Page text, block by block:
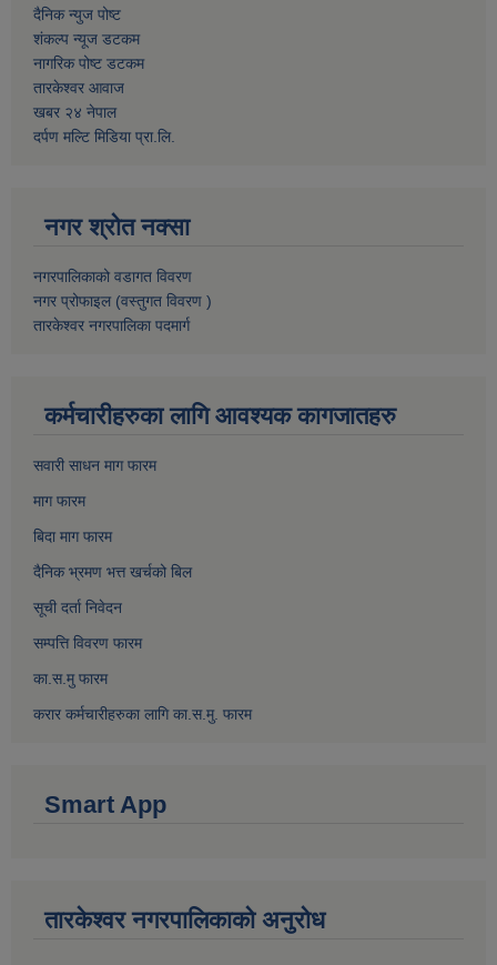
दैनिक न्युज पोष्ट
शंकल्प न्यूज डटकम
नागरिक पोष्ट डटकम
तारकेश्वर आवाज
खबर २४ नेपाल
दर्पण मल्टि मिडिया प्रा.लि.
नगर श्रोत नक्सा
नगरपालिकाको वडागत विवरण
नगर प्रोफाइल (वस्तुगत विवरण )
तारकेश्वर नगरपालिका पदमार्ग
कर्मचारीहरुका लागि आवश्यक कागजातहरु
सवारी साधन माग फारम
माग फारम
बिदा माग फारम
दैनिक भ्रमण भत्त खर्चको बिल
सूची दर्ता निवेदन
सम्पत्ति विवरण फारम
का.स.मु फारम
करार कर्मचारीहरुका लागि का.स.मु. फारम
Smart App
तारकेश्वर नगरपालिकाको अनुरोध